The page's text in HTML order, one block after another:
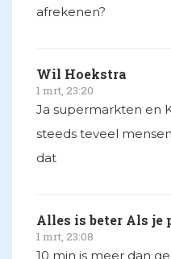
afrekenen?
Wil Hoekstra
1 mrt, 23:20
Ja supermarkten en
steeds teveel
dat
Alles is beter Als
1 mrt, 23:08
10 min is meer dan